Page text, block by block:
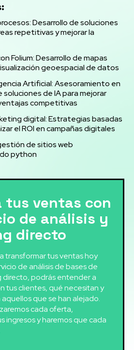
Desarrollo de soluciones
repetitivas y mejorar la
Folium: Desarrollo de mapas
geoespacial de datos
Artificial: Asesoramiento en
de IA para mejorar
competitivas
digital: Estrategias basadas
el ROI en campañas digitales
de sitios web
python
tus ventas con
de análisis y
directo
transformar tus ventas hoy
de análisis de bases de
directo, podrás entender a
tus clientes, qué necesitan y
que se han alejado.
cada oferta,
ingresos y haremos que cada